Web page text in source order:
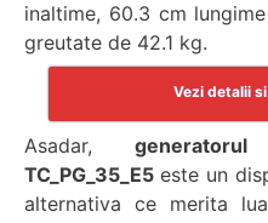
inaltime, 60.3 cm
greutate de 42.1 kg.
Vezi detalii
Asadar,
TC_PG_35_E5este un
alternativa ce merita